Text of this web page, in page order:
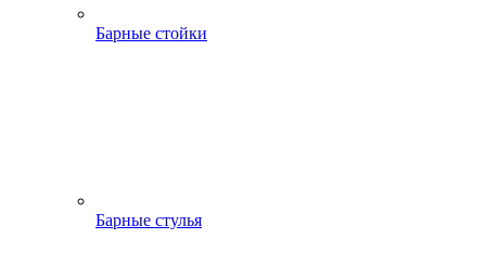
Барные стойки
Барные стулья